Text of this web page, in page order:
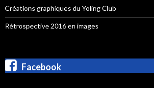
Créations graphiques du Yoling Club
Rétrospective 2016 en images
Facebook